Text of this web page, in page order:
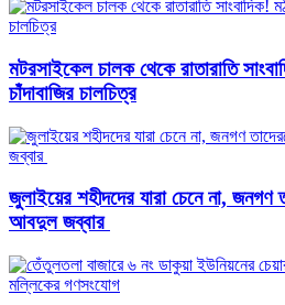
মটরসাইকেল চালক থেকে রাতারাতি
চাঁদাবাজির চালচিত্র
জুলাইয়ের শহীদদের যারা চেনে না, জনগণ
আবদুল জব্বার ​